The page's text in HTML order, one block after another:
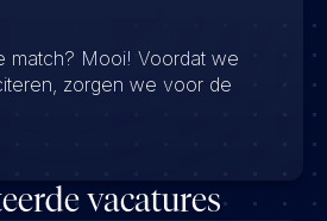
match? Mooi! Voordat we
zorgen we voor de
vacatures